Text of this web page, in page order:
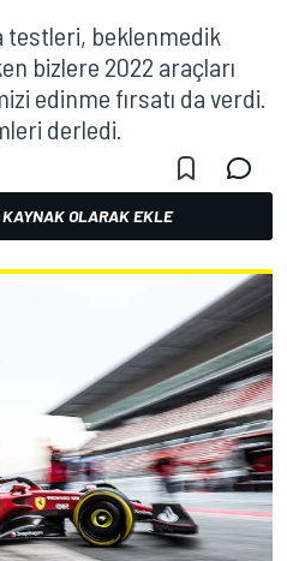
testleri, beklenmedik
bizlere 2022 araçları
edinme fırsatı da verdi.
derledi.
OLARAK EKLE